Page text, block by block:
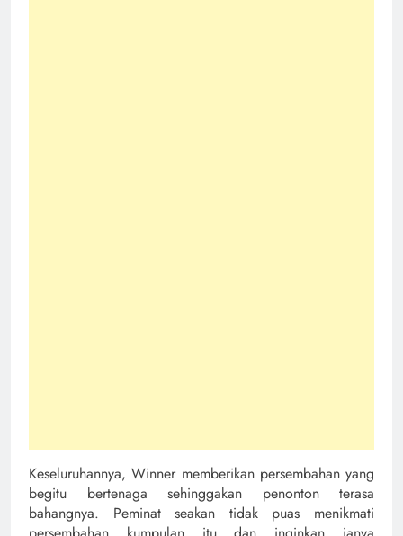
Keseluruhannya, Winner memberikan persembahan yang
begitu bertenaga sehinggakan penonton terasa
bahangnya. Peminat seakan tidak puas menikmati